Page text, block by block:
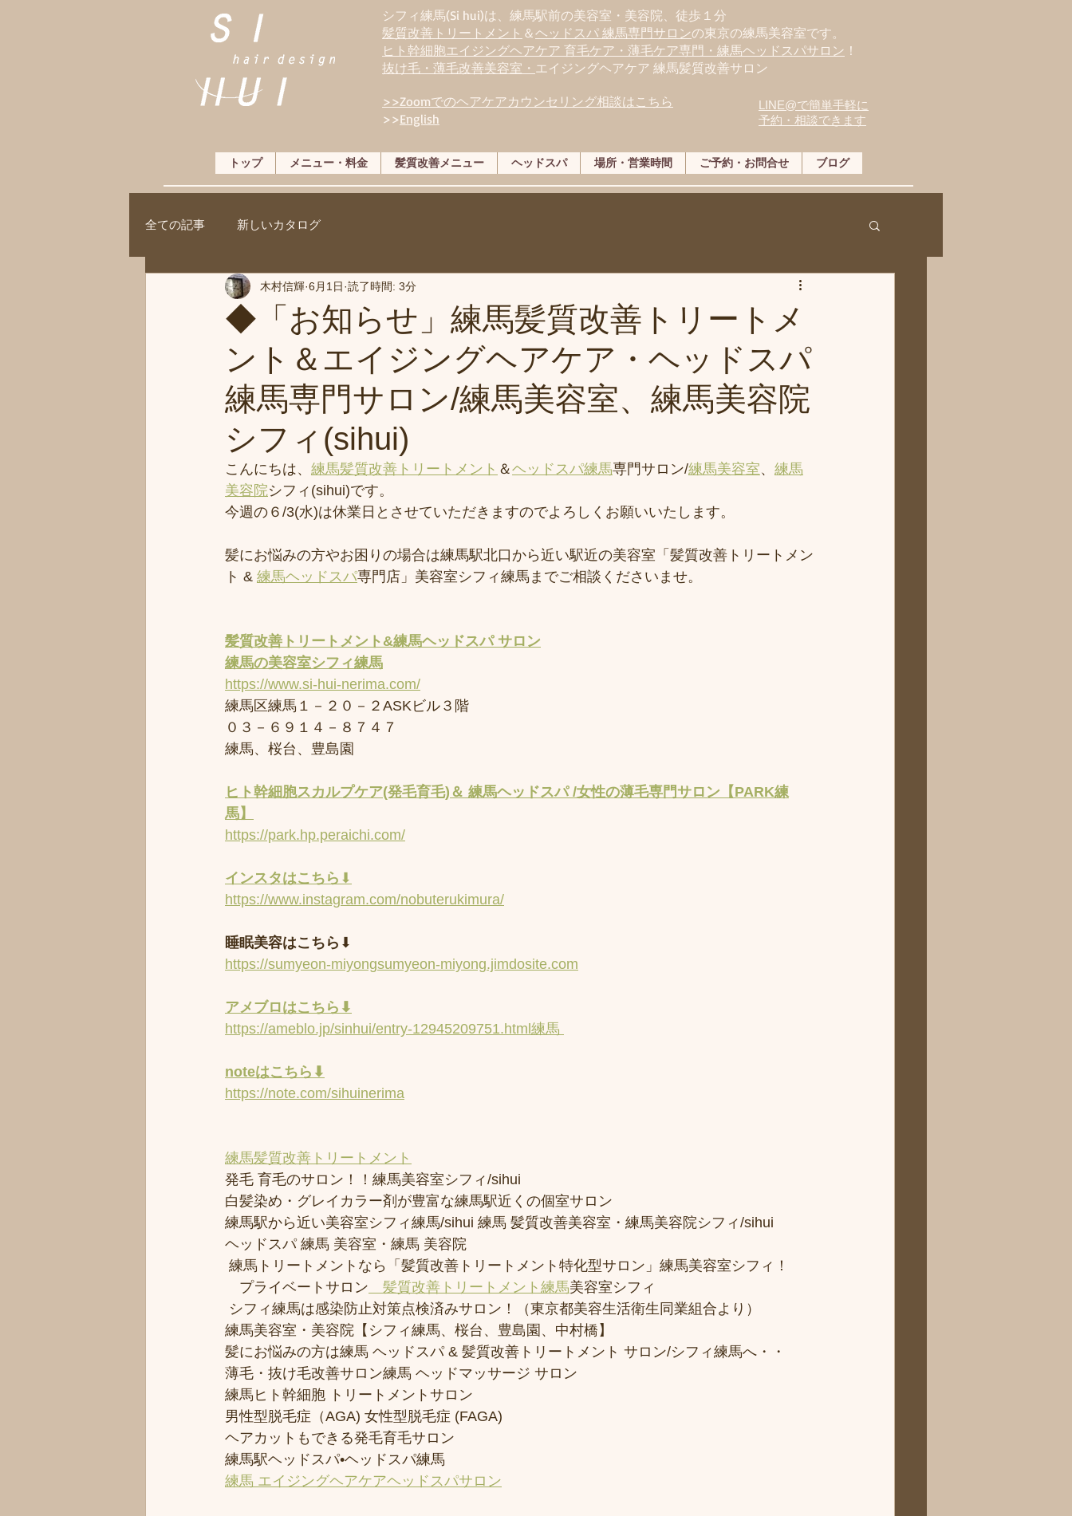
シフィ練馬(Si hui)は、 練馬駅前の美容室・美容院、徒歩１分
髪質改善トリートメント ＆ヘッドスパ 練馬専門サロンの東京の練馬美容室です。
ヒト幹細胞エイジングヘアケア 育毛ケア・薄毛ケア専門・練馬ヘッドスパサロン ！
抜け毛・薄毛改善美容室・ エイジングヘアケア 練馬髪質改善サロン
>>Zoomでのヘアケアカウンセリング相談はこちら
>>English
LINE@で簡単手軽に
予約・相談できます
トップ メニュー・料金 髪質改善メニュー ヘッドスパ 場所・営業時間 ご予約・お問合せ ブログ
全ての記事 新しいカタログ
◆「お知らせ」練馬髪質改善トリートメ
ント＆エイジングヘアケア・ヘッドスパ
練馬専門サロン/練馬美容室、練馬美容院
シフィ(sihui)
木村信輝 6月1日 読了時間: 3分
こんにちは、 練馬髪質改善トリートメント ＆ヘッドスパ練馬専門サロン/練馬美容室、 練馬
美容院シフィ(sihui)です。
今週の６/3(水)は休業日とさせていただきますのでよろしくお願いいたします。
髪にお悩みの方やお困りの場合は練馬駅北口から近い駅近の美容室「髪質改善トリートメン
ト & 練馬ヘッドスパ専門店」美容室シフィ練馬までご相談くださいませ。
髪質改善トリートメント&練馬ヘッドスパ サロン
練馬の美容室シフィ練馬
https://www.si-hui-nerima.com/
練馬区練馬１－２０－２ASKビル３階
０３－６９１４－８７４７
練馬、桜台、豊島園
ヒト幹細胞スカルプケア(発毛育毛)＆ 練馬ヘッドスパ /女性の薄毛専門サロン【PARK練
馬】
https://park.hp.peraichi.com/
インスタはこちら ⬇︎
https://www.instagram.com/nobuterukimura/
睡眠美容はこちら ⬇︎
https://sumyeon-miyongsumyeon-miyong.jimdosite.com
アメブロはこちら⬇︎
https://ameblo.jp/sinhui/entry-12945209751.html練馬
noteはこちら⬇︎
https://note.com/sihuinerima
練馬髪質改善トリートメント
発毛 育毛のサロン！！練馬美容室シフィ/sihui
白髪染め・グレイカラー剤が豊富な練馬駅近くの個室サロン
練馬駅から近い美容室シフィ練馬/sihui 練馬 髪質改善美容室・練馬美容院シフィ/sihui
ヘッドスパ 練馬 美容室・練馬 美容院
練馬トリートメントなら「髪質改善トリートメント特化型サロン」練馬美容室シフィ！
プライベートサロン 髪質改善トリートメント練馬美容室シフィ
シフィ練馬は感染防止対策点検済みサロン！（東京都美容生活衛生同業組合より）
練馬美容室・美容院【シフィ練馬、桜台、豊島園、中村橋】
髪にお悩みの方は練馬 ヘッドスパ & 髪質改善トリートメント サロン/シフィ練馬へ・・
薄毛・抜け毛改善サロン練馬 ヘッドマッサージ サロン
練馬ヒト幹細胞 トリートメントサロン
男性型脱毛症（AGA) 女性型脱毛症 (FAGA)
ヘアカットもできる発毛育毛サロン
練馬駅ヘッドスパ•ヘッドスパ練馬
練馬 エイジングヘアケアヘッドスパサロン